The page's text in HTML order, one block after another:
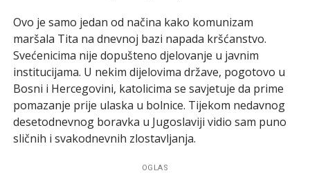
Ovo je samo jedan od načina kako komunizam
maršala Tita na dnevnoj bazi napada kršćanstvo.
Svećenicima nije dopušteno djelovanje u javnim
institucijama. U nekim dijelovima države, pogotovo u
Bosni i Hercegovini, katolicima se savjetuje da prime
pomazanje prije ulaska u bolnice. Tijekom nedavnog
desetodnevnog boravka u Jugoslaviji vidio sam puno
sličnih i svakodnevnih zlostavljanja.
OGLAS